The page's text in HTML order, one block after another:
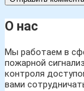
О нас
Мы работаем в
пожарной
контроля
вами